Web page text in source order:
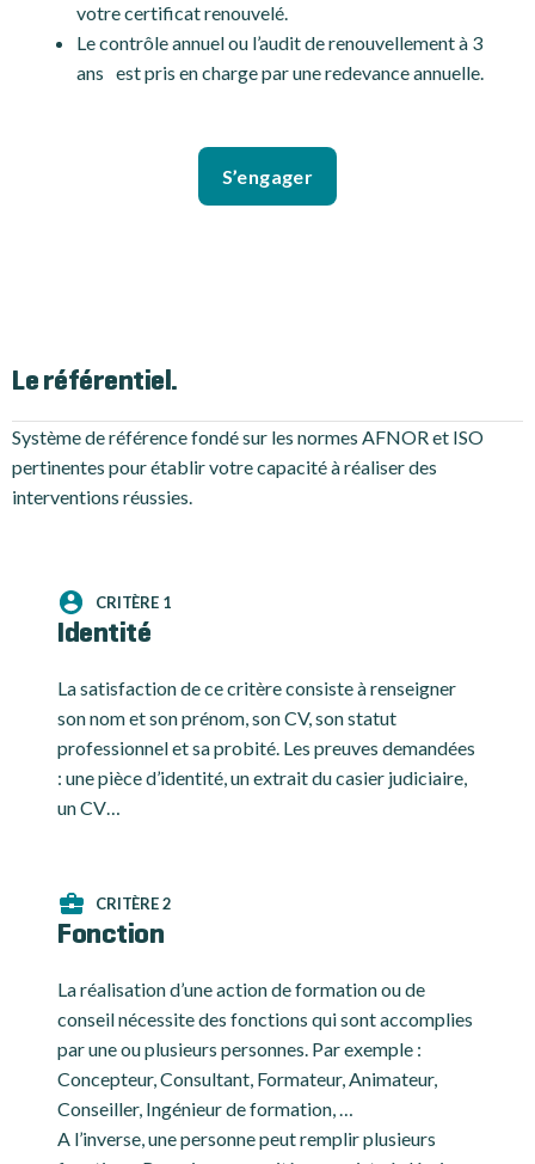
votre certificat renouvelé.
Le contrôle annuel ou l’audit de renouvellement à 3
ans est pris en charge par une redevance annuelle.
S’engager
Le référentiel.
Système de référence fondé sur les normes AFNOR et ISO
pertinentes pour établir votre capacité à réaliser des
interventions réussies.
CRITÈRE 1
Identité
La satisfaction de ce critère consiste à renseigner
son nom et son prénom, son CV, son statut
professionnel et sa probité. Les preuves demandées
: une pièce d’identité, un extrait du casier judiciaire,
un CV…
CRITÈRE 2
Fonction
La réalisation d’une action de formation ou de
conseil nécessite des fonctions qui sont accomplies
par une ou plusieurs personnes. Par exemple :
Concepteur, Consultant, Formateur, Animateur,
Conseiller, Ingénieur de formation, …
A l’inverse, une personne peut remplir plusieurs